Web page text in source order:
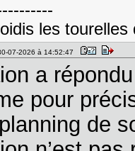
les
07-2026 à 14:52:47
a
pour
de